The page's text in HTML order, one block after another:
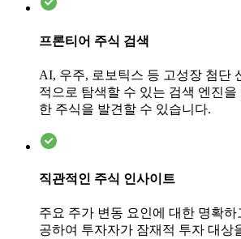
프론티어 주식 검색
AI, 우주, 로보틱스 등 고성장 첨단
적으로 탐색할 수 있는 검색 엔진
한 주식을 발견할 수 있습니다.
직관적인 주식 인사이트
주요 주가 변동 요인에 대한 명확하
공하여 투자자가 잠재적 투자 대상